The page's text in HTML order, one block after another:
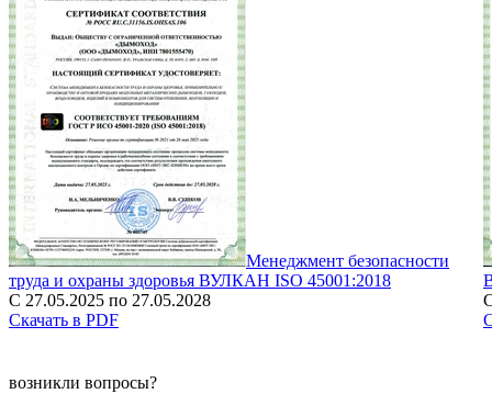
Менеджмент безопасности
труда и охраны здоровья ВУЛКАН ISO 45001:2018
С 27.05.2025 по 27.05.2028
Скачать в PDF
возникли вопросы?